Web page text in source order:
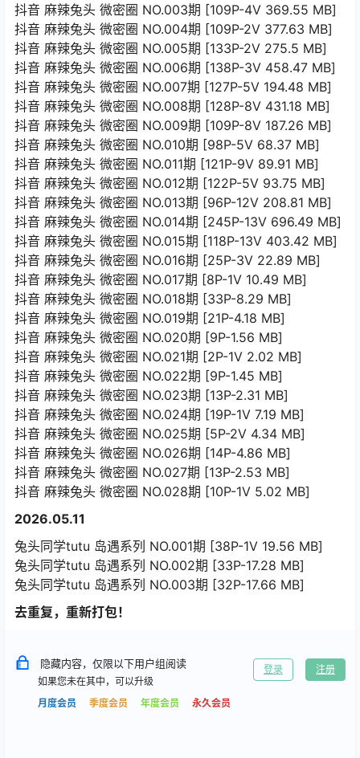
抖音 麻辣兔头 微密圈 NO.003期 [109P-4V 369.55 MB]
抖音 麻辣兔头 微密圈 NO.004期 [109P-2V 377.63 MB]
抖音 麻辣兔头 微密圈 NO.005期 [133P-2V 275.5 MB]
抖音 麻辣兔头 微密圈 NO.006期 [138P-3V 458.47 MB]
抖音 麻辣兔头 微密圈 NO.007期 [127P-5V 194.48 MB]
抖音 麻辣兔头 微密圈 NO.008期 [128P-8V 431.18 MB]
抖音 麻辣兔头 微密圈 NO.009期 [109P-8V 187.26 MB]
抖音 麻辣兔头 微密圈 NO.010期 [98P-5V 68.37 MB]
抖音 麻辣兔头 微密圈 NO.011期 [121P-9V 89.91 MB]
抖音 麻辣兔头 微密圈 NO.012期 [122P-5V 93.75 MB]
抖音 麻辣兔头 微密圈 NO.013期 [96P-12V 208.81 MB]
抖音 麻辣兔头 微密圈 NO.014期 [245P-13V 696.49 MB]
抖音 麻辣兔头 微密圈 NO.015期 [118P-13V 403.42 MB]
抖音 麻辣兔头 微密圈 NO.016期 [25P-3V 22.89 MB]
抖音 麻辣兔头 微密圈 NO.017期 [8P-1V 10.49 MB]
抖音 麻辣兔头 微密圈 NO.018期 [33P-8.29 MB]
抖音 麻辣兔头 微密圈 NO.019期 [21P-4.18 MB]
抖音 麻辣兔头 微密圈 NO.020期 [9P-1.56 MB]
抖音 麻辣兔头 微密圈 NO.021期 [2P-1V 2.02 MB]
抖音 麻辣兔头 微密圈 NO.022期 [9P-1.45 MB]
抖音 麻辣兔头 微密圈 NO.023期 [13P-2.31 MB]
抖音 麻辣兔头 微密圈 NO.024期 [19P-1V 7.19 MB]
抖音 麻辣兔头 微密圈 NO.025期 [5P-2V 4.34 MB]
抖音 麻辣兔头 微密圈 NO.026期 [14P-4.86 MB]
抖音 麻辣兔头 微密圈 NO.027期 [13P-2.53 MB]
抖音 麻辣兔头 微密圈 NO.028期 [10P-1V 5.02 MB]
2026.05.11
兔头同学tutu 岛遇系列 NO.001期 [38P-1V 19.56 MB]
兔头同学tutu 岛遇系列 NO.002期 [33P-17.28 MB]
兔头同学tutu 岛遇系列 NO.003期 [32P-17.66 MB]
去重复，重新打包！
隐藏内容，仅限以下用户组阅读
如果您未在其中，可以升级
月度会员
季度会员 年度会员 永久会员
登录 注册